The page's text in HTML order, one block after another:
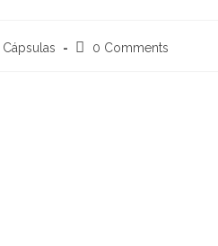
Cápsulas 0 Comments